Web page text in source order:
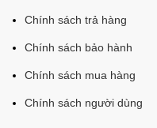
Chính sách trả hàng
Chính sách bảo hành
Chính sách mua hàng
Chính sách người dùng